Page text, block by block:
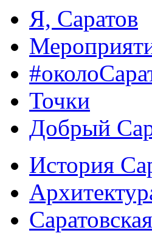
Я, Саратов
Точки
Добрый
История